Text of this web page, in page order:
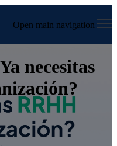
Open main navigation
necesitas